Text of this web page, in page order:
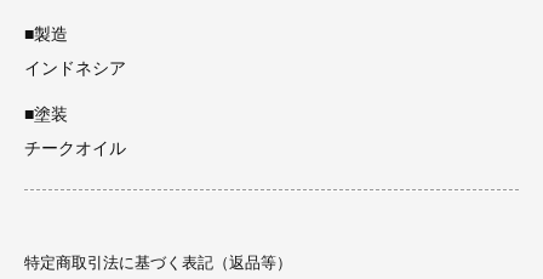
■製造
インドネシア
■塗装
チークオイル
特定商取引法に基づく表記（返品等）